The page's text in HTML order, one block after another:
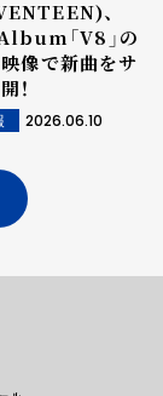
、
「V8」の
像で新曲をサ
！
2026.06.10